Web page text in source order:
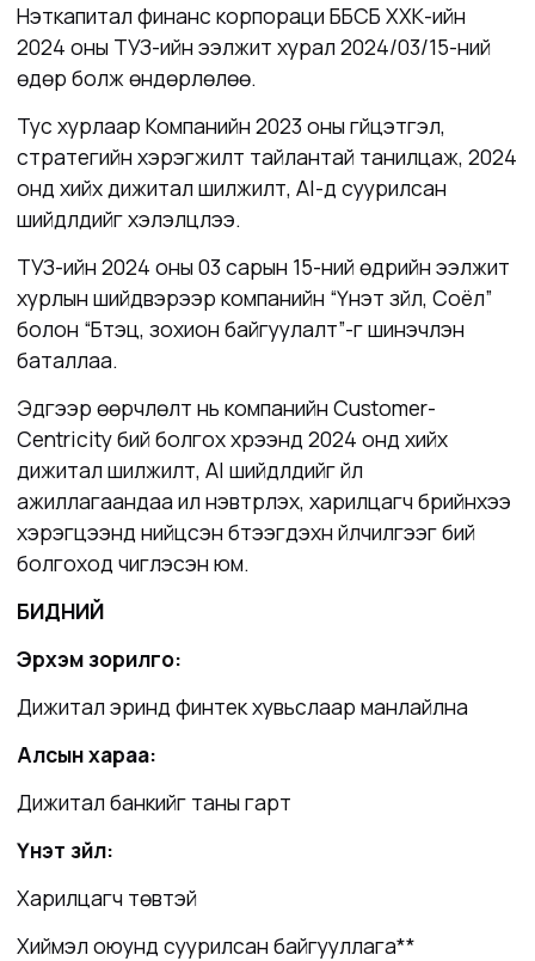
Нэткапитал финанс корпораци ББСБ ХХК-ийн
2024 оны ТУЗ-ийн ээлжит хурал 2024/03/15-ний
өдөр болж өндөрлөлөө.
Тус хурлаар Компанийн 2023 оны гүйцэтгэл,
стратегийн хэрэгжилт тайлантай танилцаж, 2024
онд хийх дижитал шилжилт, AI-д суурилсан
шийдлүүдийг хэлэлцлээ.
ТУЗ-ийн 2024 оны 03 сарын 15-ний өдрийн ээлжит
хурлын шийдвэрээр компанийн “Үнэт зүйл, Соёл”
болон “Бүтэц, зохион байгуулалт”-г шинэчлэн
баталлаа.
Эдгээр өөрчлөлт нь компанийн Customer-
Centricity бий болгох хүрээнд 2024 онд хийх
дижитал шилжилт, AI шийдлүүдийг үйл
ажиллагаандаа илүү нэвтрүүлэх, харилцагч бүрийнхээ
хэрэгцээнд нийцсэн бүтээгдэхүүн үйлчилгээг бий
болгоход чиглэсэн юм.
БИДНИЙ
Эрхэм зорилго:
Дижитал эринд финтек хувьслаар манлайлна
Алсын хараа:
Дижитал банкийг таны гарт
Үнэт зүйл:
Харилцагч төвтэй
Хиймэл оюунд суурилсан байгууллага**